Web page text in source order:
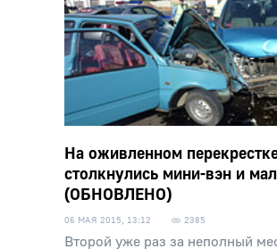
На оживленном
столкнулись мини-вэн и
(ОБНОВЛЕНО)
06 МАЯ 2015, 13:12 2385
Второй уже раз за неполный